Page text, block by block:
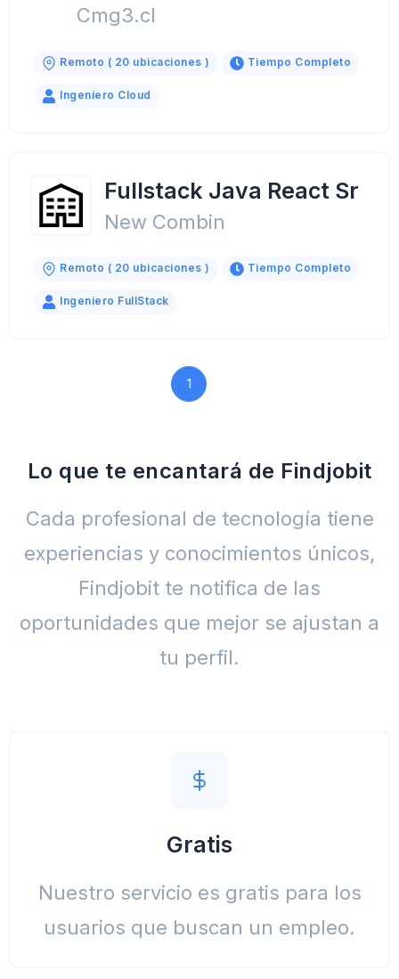
Cmg3.cl
Remoto ( 20 ubicaciones ) Tiempo Completo
Ingeniero Cloud
Fullstack Java React Sr
New Combin
Remoto ( 20 ubicaciones ) Tiempo Completo
Ingeniero FullStack
1
Lo que te encantará de Findjobit
Cada profesional de tecnología tiene
experiencias y conocimientos únicos,
Findjobit te notifica de las
oportunidades que mejor se ajustan a
tu perfil.
Gratis
Nuestro servicio es gratis para los
usuarios que buscan un empleo.